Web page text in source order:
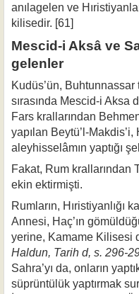
anılagelen ve
kilisedir. [61]
Mescid-i Aksâ ve
gelenler
Kudüs’ün,
sırasında Mescid-i Aksa
Fars krallarından
yapılan Beytü’l-
aleyhisselâmın yaptığı
Fakat, Rum krallarından
ekin ektirmişti.
Rumların, Hıristiyanlığı
Annesi, Haç’ın
yerine, Kamame Kilisesi
Haldun, Tarih d, s. 296-
Sahra’yı da, onların
süprüntülük yaptırmak